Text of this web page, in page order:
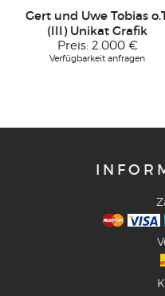
Gert und Uwe Tobias
(III) Unikat Grafik
Preis: 2.000 €
Verfügbarkeit anfragen